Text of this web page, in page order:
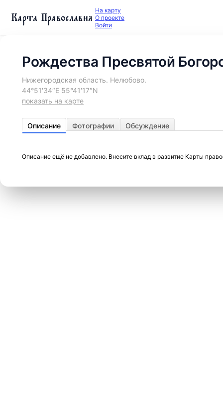
Карта Православия На карту
О проекте
Войти
Рождества Пресвятой
Нижегородская область. Нелюбово.
44°51′34″E 55°41′17″N
показать на карте
Описание Фотографии Обсуждение
Описание ещё не добавлено. Внесите вклад в развитие Карты